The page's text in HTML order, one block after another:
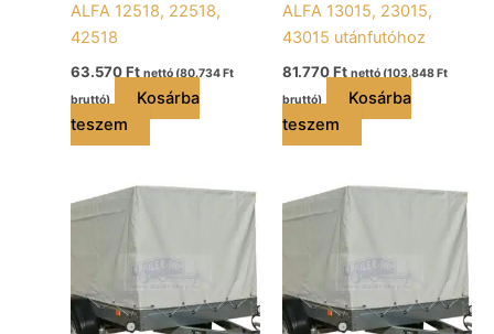
ALFA 12518, 22518,
42518
63.570Ft nettó (80.734 Ft
bruttó)
Kosárba
teszem
ALFA 13015, 23015,
43015 utánfutóhoz
81.770Ft nettó (103.848 Ft
bruttó)
Kosárba
teszem